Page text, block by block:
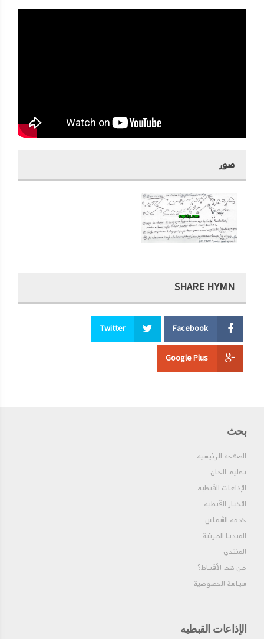
صور
SHARE HYMN
Facebook
Twitter
Google Plus
بحث
الصفحة الرئيسيه
تعليم الحان
الإذاعات القبطيه
الاخبار القبطيه
خدمه الشماس
الميديا المرئية
المنتدي
من هم الأقباط؟‎
سياسة الخصوصية
الإذاعات القبطيه